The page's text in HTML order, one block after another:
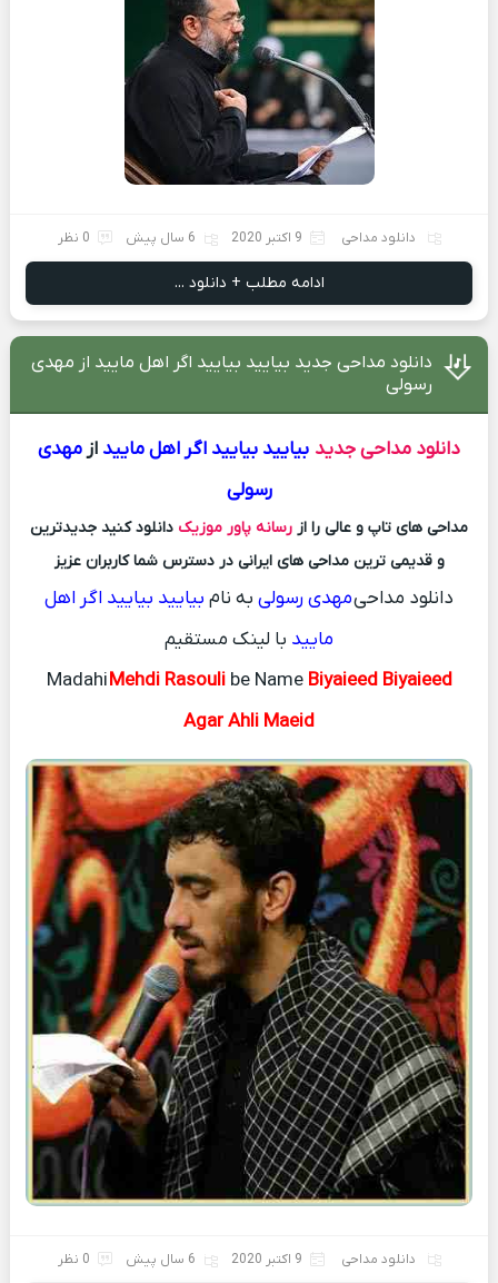
دانلود مداحی 9 اکتبر 2020 6 سال پیش 0 نظر
ادامه مطلب + دانلود ...
دانلود مداحی جدید بیایید بیایید اگر اهل مایید از مهدی
رسولی
دانلود مداحی جدید بیایید بیایید اگر اهل مایید ازمهدی
رسولی
مداحی های تاپ و عالی را از رسانه پاور موزیک دانلود کنید جدیدترین
و قدیمی ترین مداحی های ایرانی در دسترس شما کاربران عزیز
دانلود مداحیمهدی رسولی به نام بیایید بیایید اگر اهل
مایید با لینک مستقیم
MadahiMehdi Rasouli be NameBiyaieed Biyaieed
Agar Ahli Maeid
دانلود مداحی 9 اکتبر 2020 6 سال پیش 0 نظر